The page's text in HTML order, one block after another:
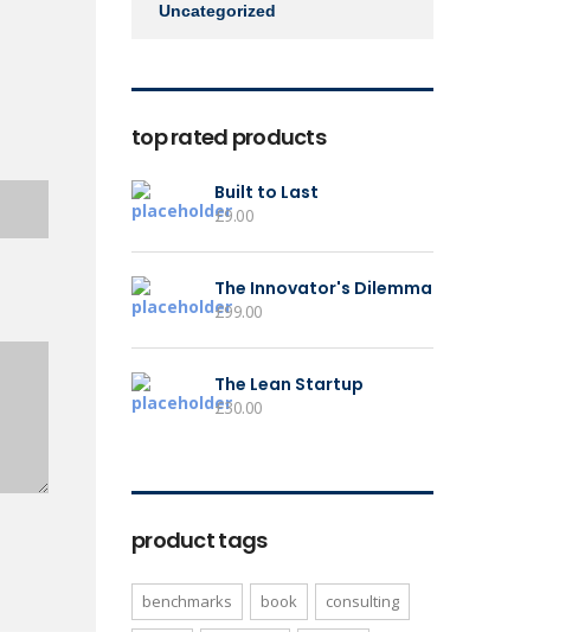
Uncategorized
top rated products
Built to Last
£9.00
The Innovator's Dilemma
£99.00
The Lean Startup
£30.00
product tags
benchmarks book consulting